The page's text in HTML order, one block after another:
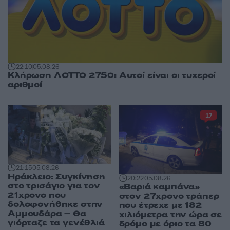
22:1005.08.26
Κλήρωση ΛΟΤΤΟ 2750: Αυτοί είναι οι τυχεροί
αριθμοί
21:1505.08.26
Ηράκλειο: Συγκίνηση
στο τρισάγιο για τον
21χρονο που
δολοφονήθηκε στην
Αμμουδάρα – Θα
γιόρταζε τα γενέθλιά
20:2205.08.26
«Βαριά καμπάνα»
στον 27χρονο τράπερ
που έτρεχε με 182
χιλιόμετρα την ώρα σε
δρόμο με όριο τα 80
17